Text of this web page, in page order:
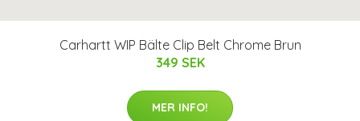
Carhartt WIP Bälte Clip Belt Chrome Brun
349 SEK
MER INFO!